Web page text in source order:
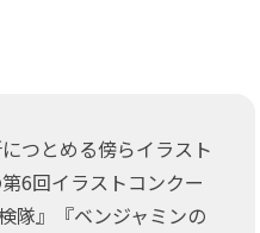
つとめる傍らイラスト
6回イラストコンクー
隊』『ベンジャミンの